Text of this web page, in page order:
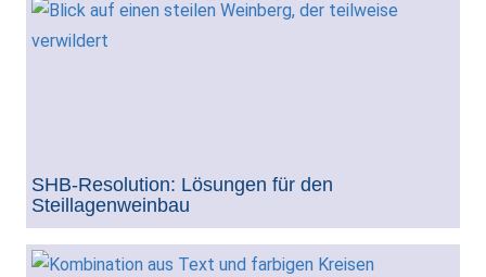
SHB-Resolution: Lösungen für den
Steillagenweinbau